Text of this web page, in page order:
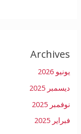
Archives
يونيو 2026
ديسمبر 2025
نوفمبر 2025
فبراير 2025